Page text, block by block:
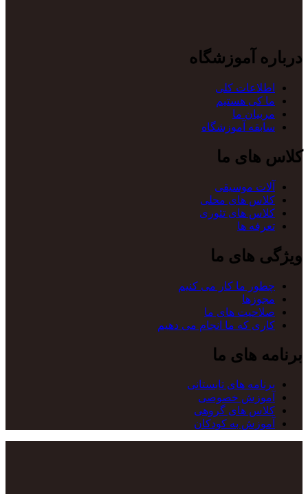
درباره آموزشگاه
اطلاعات کلی
ما کی هستیم
مربیان ما
سابقه آموزشگاه
کلاس های ما
آلات موسیقی
کلاس های محلی
کلاس های تئوری
تعرفه ها
ویژگی های ما
چطور ما کار می کنیم
مجوزها
صلاحیت های ما
کاری که ما انجام می دهیم
برنامه های ما
برنامه های تابستانی
آموزش خصوصی
کلاس های گروهی
آموزش به کودکان